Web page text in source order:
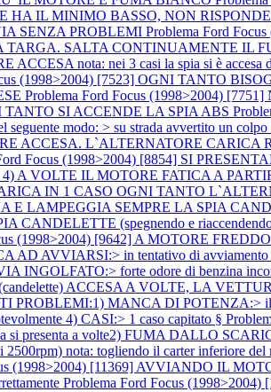
IL MINIMO BASSO, NON
SENZA PROBLEMI Problema Ford
SALTA CONTINUAMENTE IL
nota: nei 3 casi la spia si è accesa
(1998>2004) [7523] OGNI TANTO
Problema Ford Focus (1998>2004)
TANTO SI ACCENDE LA SPIA ABS
modo: > su strada avvertito un
ACCESA. L`ALTERNATORE CARICA
Focus (1998>2004) [8854] SI
A VOLTE IL MOTORE FATICA A
IN 1 CASO OGNI TANTO
LAMPEGGIA SEMPRE LA SPIA
(spegnendo e riaccendendo
(1998>2004) [9642] A MOTORE
AD AVVIARSI:> in tentativo di avviamento
INGOLFATO:> forte odore di benzina
ACCESA A VOLTE, LA
PROBLEMI:1) MANCA DI POTENZA:>
4) CASI:> 1 caso capitato §
a volte2) FUMA DALLO
nota: togliendo il carter inferiore del
(1998>2004) [11369] AVVIANDO IL
Problema Ford Focus